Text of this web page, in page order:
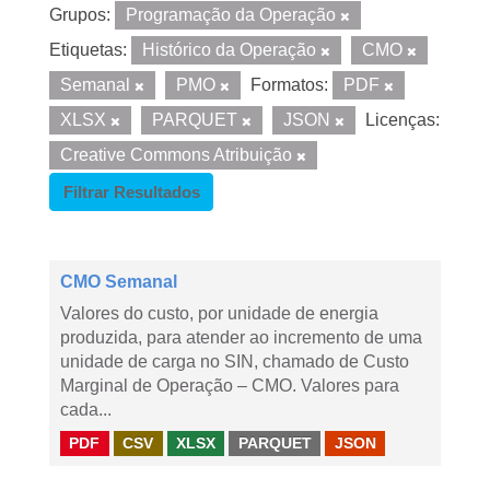
Grupos:
Programação da Operação
Etiquetas:
Histórico da Operação
CMO
Semanal
PMO Formatos:
PDF
XLSX
PARQUET JSON
Licenças:
Creative Commons Atribuição
Filtrar Resultados
CMO Semanal
Valores do custo, por unidade de energia
produzida, para atender ao incremento de uma
unidade de carga no SIN, chamado de Custo
Marginal de Operação – CMO. Valores para
cada...
PDF CSV XLSX PARQUET JSON